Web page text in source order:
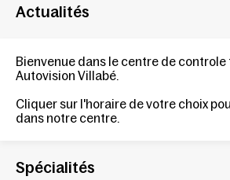
Actualités
Bienvenue dans le centre de
Autovision Villabé.
Cliquer sur l'horaire de votre choix
dans notre centre.
Spécialités